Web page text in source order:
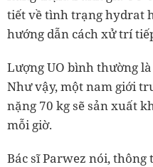
tiết về tình trạng hydrat
hướng dẫn cách xử trí
Lượng UO bình thường
Như vậy, một nam giới
nặng 70 kg sẽ sản xuất
mỗi giờ.
Bác sĩ Parwez nói,